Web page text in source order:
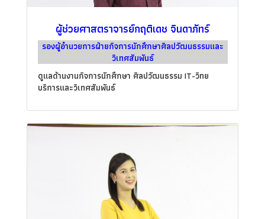
ผู้ช่วยศาสตราจารย์กฤติเดช จินดาภัทร์
รองผู้อำนวยการฝ่ายกิจการนักศึกษาศิลปวัฒนธรรมและ
วิเทศสัมพันธ์
ดูแลด้านงานกิจการนักศึกษา ศิลปวัฒนธรรม IT-วิทย
บริการและวิเทศสัมพันธ์